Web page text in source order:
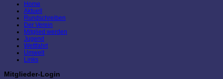
Home
Aktuell
Rundschreiben
Der Verein
Mitglied werden
Jugend
Wettfahrt
Umwelt
Links
Mitglieder-Login